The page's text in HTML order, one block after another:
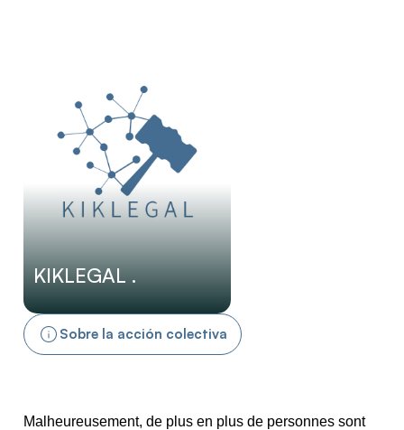
KIKLEGAL .
Sobre la acción colectiva
Malheureusement, de plus en plus de personnes sont